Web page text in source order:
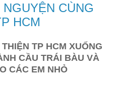
CÙNG
HCM
TP HCM XUỐNG
CẦU TRÁI BÀU VÀ
CÁC EM NHỎ